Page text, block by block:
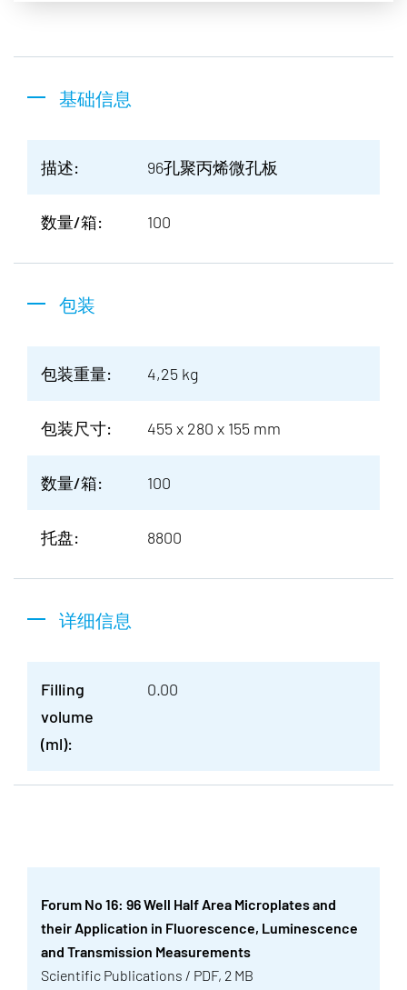
基础信息
描述: 96孔聚丙烯微孔板
数量/箱: 100
包装
包装重量: 4,25 kg
包装尺寸: 455 x 280 x 155 mm
数量/箱: 100
托盘: 8800
详细信息
Filling
volume
(ml):
0.00
Forum No 16: 96 Well Half Area Microplates and
their Application in Fluorescence, Luminescence
and Transmission Measurements
Scientific Publications / PDF, 2 MB